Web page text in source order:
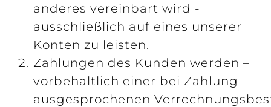
anderes vereinbart wird -
ausschließlich auf eines unserer
Konten zu leisten.
Zahlungen des Kunden werden –
vorbehaltlich einer bei Zahlung
ausgesprochenen